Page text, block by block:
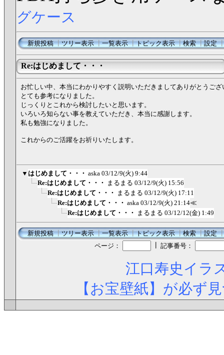
グケース
新規投稿┃ツリー表示┃一覧表示┃トピック表示┃検索┃設定
Re:はじめまして・・・
お忙しい中、本当にわかりやすく説明いただきましてありがとうござ
とても参考になりました。
じっくりとこれから検討したいと思います。
いろいろ知らない事を教えていただき、本当に感謝します。
私も勉強になりました。
これからのご活躍をお祈りいたします。
▼ はじめまして・・・ aska 03/12/9(火) 9:44
Re:はじめまして・・・ まるまる 03/12/9(火) 15:56
Re:はじめまして・・・ まるまる 03/12/9(火) 17:11
Re:はじめまして・・・ aska 03/12/9(火) 21:14≪
Re:はじめまして・・・ まるまる 03/12/12(金) 1:49
新規投稿┃ツリー表示┃一覧表示┃トピック表示┃検索┃設定
ページ：
記事番号：
江口寿史イラ
【お宝壁紙】が必ず